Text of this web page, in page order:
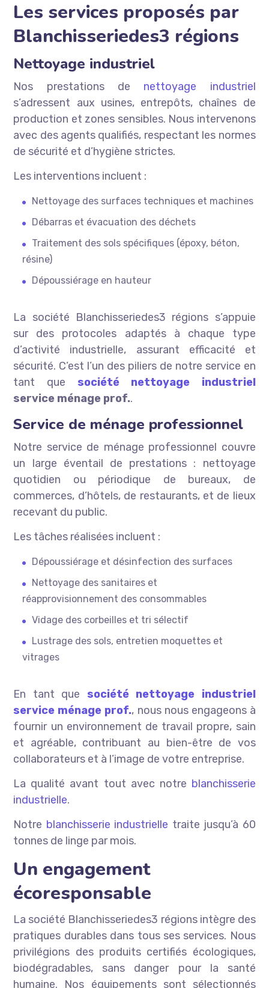
Les services proposés par
Blanchisseriedes3 régions
Nettoyage industriel
Nos prestations de nettoyage industriel
s’adressent aux usines, entrepôts, chaînes de
production et zones sensibles. Nous intervenons
avec des agents qualifiés, respectant les normes
de sécurité et d’hygiène strictes.
Les interventions incluent :
Nettoyage des surfaces techniques et machines
Débarras et évacuation des déchets
Traitement des sols spécifiques (époxy, béton,
résine)
Dépoussiérage en hauteur
La société Blanchisseriedes3 régions s’appuie
sur des protocoles adaptés à chaque type
d’activité industrielle, assurant efficacité et
sécurité. C’est l’un des piliers de notre service en
tant que société nettoyage industriel
service ménage prof..
Service de ménage professionnel
Notre service de ménage professionnel couvre
un large éventail de prestations : nettoyage
quotidien ou périodique de bureaux, de
commerces, d’hôtels, de restaurants, et de lieux
recevant du public.
Les tâches réalisées incluent :
Dépoussiérage et désinfection des surfaces
Nettoyage des sanitaires et
réapprovisionnement des consommables
Vidage des corbeilles et tri sélectif
Lustrage des sols, entretien moquettes et
vitrages
En tant que société nettoyage industriel
service ménage prof., nous nous engageons à
fournir un environnement de travail propre, sain
et agréable, contribuant au bien-être de vos
collaborateurs et à l’image de votre entreprise.
La qualité avant tout avec notre blanchisserie
industrielle.
Notre blanchisserie industrielle traite jusqu’à 60
tonnes de linge par mois.
Un engagement
écoresponsable
La société Blanchisseriedes3 régions intègre des
pratiques durables dans tous ses services. Nous
privilégions des produits certifiés écologiques,
biodégradables, sans danger pour la santé
humaine. Nos équipements sont sélectionnés